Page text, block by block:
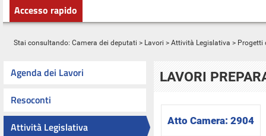
Accesso rapido
Stai consultando: Camera dei deputati > Lavori > Attività Legislativa > Progetti
Agenda dei Lavori
Resoconti
Attività Legislativa
LAVORI
Atto Camera: 2904